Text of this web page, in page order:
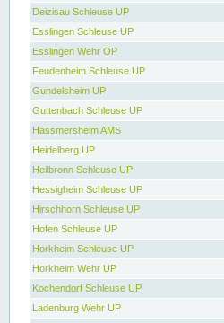
Deizisau Schleuse UP
Esslingen Schleuse UP
Esslingen Wehr OP
Feudenheim Schleuse UP
Gundelsheim UP
Guttenbach Schleuse UP
Hassmersheim AMS
Heidelberg UP
Heilbronn Schleuse UP
Hessigheim Schleuse UP
Hirschhorn Schleuse UP
Hofen Schleuse UP
Horkheim Schleuse UP
Horkheim Wehr UP
Kochendorf Schleuse UP
Ladenburg Wehr UP